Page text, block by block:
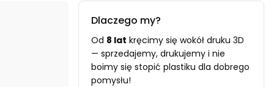
Dlaczego my?
Od 8 lat kręcimy się wokół druku 3D
— sprzedajemy, drukujemy i nie
boimy się stopić plastiku dla dobrego
pomysłu!